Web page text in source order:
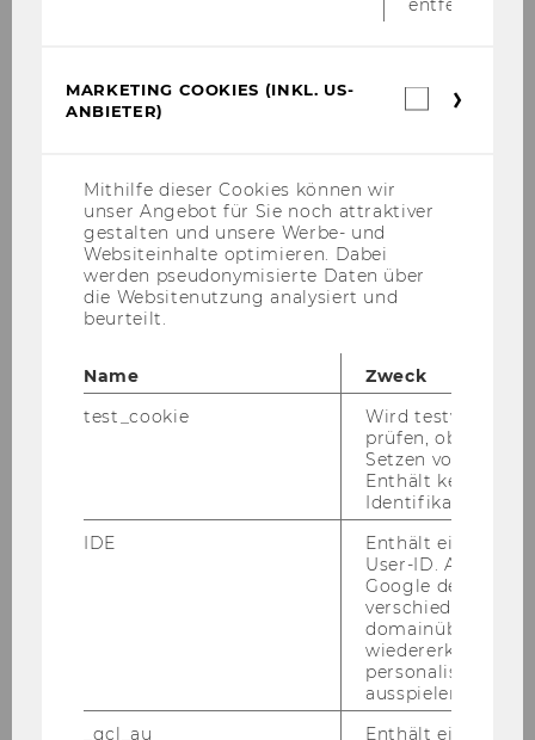
Daniela
FRIEDL
Projekt-MA
22.10.07
FI für Nachhaltige Entwicklung
entfernt.
MARKETING COOKIES (INKL. US-
ANBIETER)
Mithilfe dieser Cookies können wir
unser Angebot für Sie noch attraktiver
gestalten und unsere Werbe- und
Websiteinhalte optimieren. Dabei
werden pseudonymisierte Daten über
die Websitenutzung analysiert und
beurteilt.
Name
Zweck
test_cookie
Wird testweise
prüfen, ob der
Setzen von
Enthält keine
IDE
Enthält eine
User-ID. Anhand
Google den User
verschiedene
wiedererkennen
personalisierte
ausspielen.
_gcl_au
Enthält eine